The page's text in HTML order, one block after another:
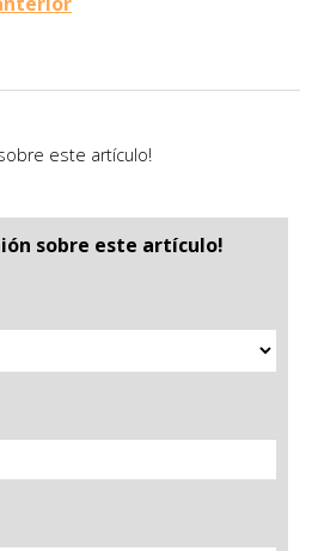
este artículo!
sobre este artículo!